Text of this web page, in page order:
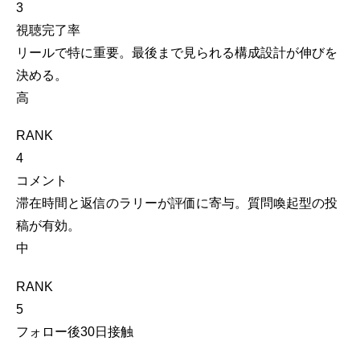
3
視聴完了率
リールで特に重要。最後まで見られる構成設計が伸びを
決める。
高
RANK
4
コメント
滞在時間と返信のラリーが評価に寄与。質問喚起型の投
稿が有効。
中
RANK
5
フォロー後30日接触